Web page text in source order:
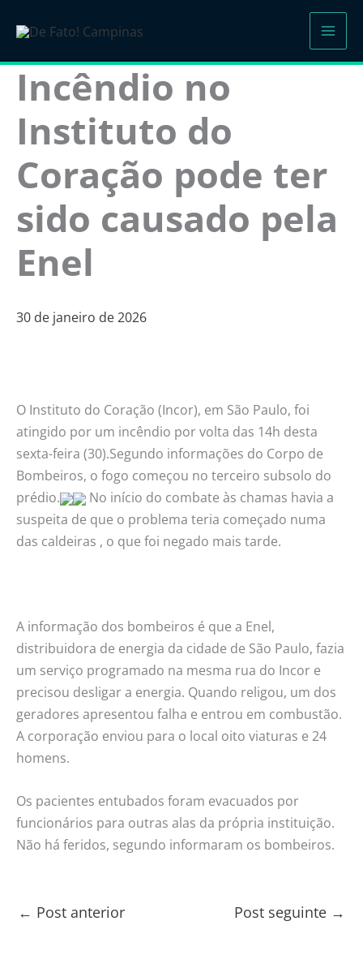
para
conteúdo
Incêndio no
Instituto do
Coração pode ter
sido causado pela
Enel
30 de janeiro de 2026
O Instituto do Coração (Incor), em São Paulo, foi
atingido por um incêndio por volta das 14h desta
sexta-feira (30).Segundo informações do Corpo de
Bombeiros, o fogo começou no terceiro subsolo do
prédio.
No início do combate às chamas havia a
suspeita de que o problema teria começado numa
das caldeiras , o que foi negado mais tarde.
A informação dos bombeiros é que a Enel,
distribuidora de energia da cidade de São Paulo, fazia
um serviço programado na mesma rua do Incor e
precisou desligar a energia. Quando religou, um dos
geradores apresentou falha e entrou em combustão.
A corporação enviou para o local oito viaturas e 24
homens.
Os pacientes entubados foram evacuados por
funcionários para outras alas da própria instituição.
Não há feridos, segundo informaram os bombeiros.
← Post anterior Post seguinte →